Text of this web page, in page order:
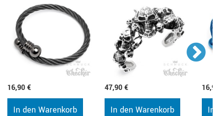
16,90 €
In den Warenkorb
47,90 €
In den Warenkorb In